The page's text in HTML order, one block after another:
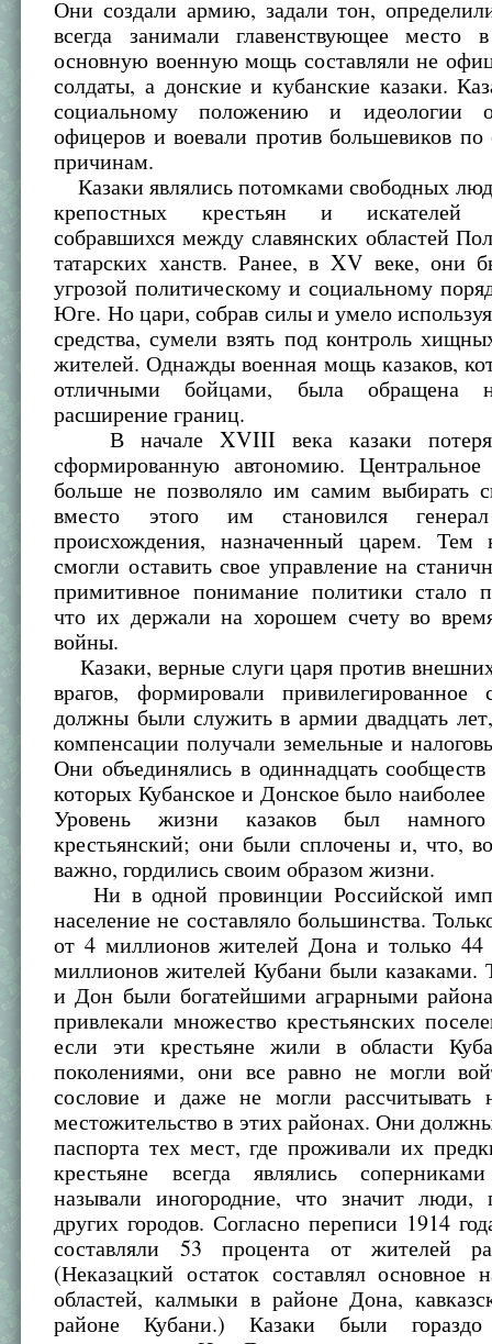
Они создали армию, задали тон,
всегда занимали главенствующее место
основную военную мощь составляли не
солдаты, а донские и кубанские казаки.
социальному положению и идеологии
офицеров и воевали против большевиков
причинам.
Казаки являлись потомками свободных
крепостных крестьян и искателей
собравшихся между славянских областей
татарских ханств. Ранее, в XV веке, они
угрозой политическому и социальному
Юге. Но цари, собрав силы и умело
средства, сумели взять под контроль
жителей. Однажды военная мощь казаков,
отличными бойцами, была обращена
расширение границ.
В начале XVIII века казаки
сформированную автономию. Центральное
больше не позволяло им самим выбирать
вместо этого им становился генерал
происхождения, назначенный царем.
смогли оставить свое управление на
примитивное понимание политики стало
что их держали на хорошем счету во
войны.
Казаки, верные слуги царя против
врагов, формировали привилегированное
должны были служить в армии двадцать
компенсации получали земельные и
Они объединялись в одиннадцать
которых Кубанское и Донское было
Уровень жизни казаков был
крестьянский; они были сплочены и, что,
важно, гордились своим образом жизни.
Ни в одной провинции Российской
население не составляло большинства.
от 4 миллионов жителей Дона и только 44
миллионов жителей Кубани были казаками.
и Дон были богатейшими аграрными
привлекали множество крестьянских
если эти крестьяне жили в области
поколениями, они все равно не могли
сословие и даже не могли рассчитывать
местожительство в этих районах. Они
паспорта тех мест, где проживали их
крестьяне всегда являлись
называли иногородние, что значит
других городов. Согласно переписи 1914
составляли 53 процента от жителей
(Неказацкий остаток составлял основное
областей, калмыки в районе Дона,
районе Кубани.) Казаки были